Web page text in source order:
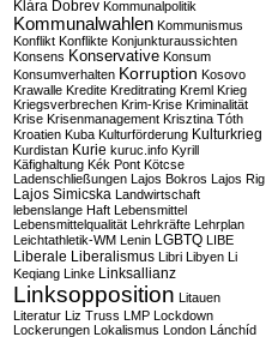
Klára Dobrev Kommunalpolitik
Kommunalwahlen Kommunismus
Konflikt Konflikte Konjunkturaussichten
Konsens Konservative Konsum
Konsumverhalten Korruption Kosovo
Krawalle Kredite Kreditrating Kreml Krieg
Kriegsverbrechen Krim-Krise Kriminalität
Krise Krisenmanagement Krisztina Tóth
Kroatien Kuba Kulturförderung Kulturkrieg
Kurdistan Kurie kuruc.info Kyrill
Käfighaltung Kék Pont Kötcse
Ladenschließungen Lajos Bokros Lajos Rig
Lajos Simicska Landwirtschaft
lebenslange Haft Lebensmittel
Lebensmittelqualität Lehrkräfte Lehrplan
Leichtathletik-WM Lenin LGBTQ LIBE
Liberale Liberalismus Libri Libyen Li
Keqiang Linke Linksallianz
Linksopposition Litauen
Literatur Liz Truss LMP Lockdown
Lockerungen Lokalismus London Lánchíd